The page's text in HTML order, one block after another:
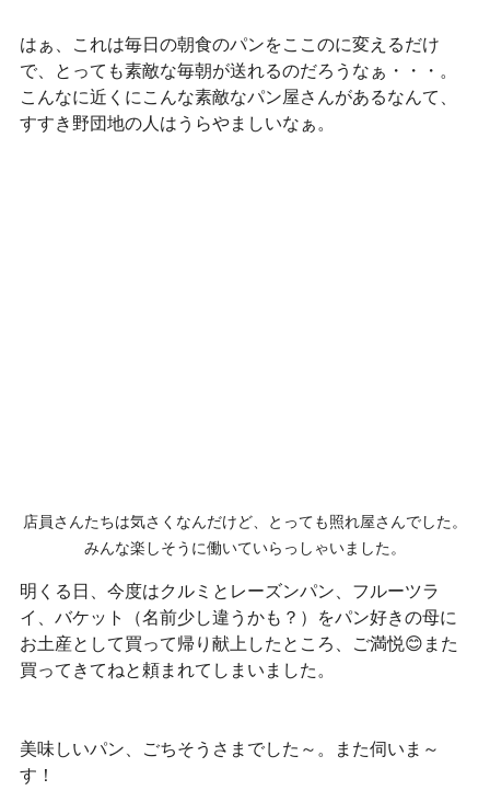
はぁ、これは毎日の朝食のパンをここのに変えるだけ
で、とっても素敵な毎朝が送れるのだろうなぁ・・・。
こんなに近くにこんな素敵なパン屋さんがあるなんて、
すすき野団地の人はうらやましいなぁ。
店員さんたちは気さくなんだけど、とっても照れ屋さんでした。
みんな楽しそうに働いていらっしゃいました。
明くる日、今度はクルミとレーズンパン、フルーツラ
イ、バケット（名前少し違うかも？）をパン好きの母に
お土産として買って帰り献上したところ、ご満悦😊また
買ってきてねと頼まれてしまいました。
美味しいパン、ごちそうさまでした～。また伺いま～
す！